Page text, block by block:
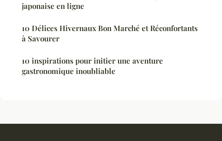
japonaise en ligne
10 Délices Hivernaux Bon Marché et Réconfortants
à Savourer
10 inspirations pour initier une aventure
gastronomique inoubliable